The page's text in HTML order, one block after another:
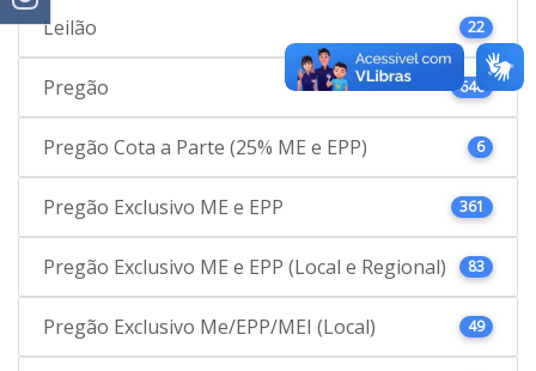
Leilão 22
Pregão 646
Pregão Cota a Parte (25% ME e EPP) 6
Pregão Exclusivo ME e EPP 361
Pregão Exclusivo ME e EPP (Local e Regional) 83
Pregão Exclusivo Me/EPP/MEI (Local) 49